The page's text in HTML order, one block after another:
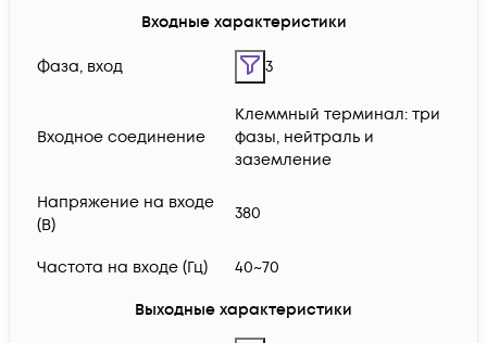
Входные характеристики
Фаза, вход 3
Входное соединение
Клеммный терминал: три
фазы, нейтраль и
заземление
Напряжение на входе
(В)
380
Частота на входе (Гц) 40~70
Выходные характеристики